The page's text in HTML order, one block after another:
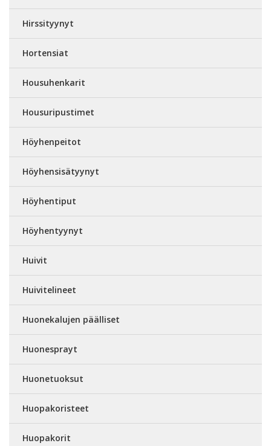
Hirssityynyt
Hortensiat
Housuhenkarit
Housuripustimet
Höyhenpeitot
Höyhensisätyynyt
Höyhentiput
Höyhentyynyt
Huivit
Huivitelineet
Huonekalujen päälliset
Huonesprayt
Huonetuoksut
Huopakoristeet
Huopakorit